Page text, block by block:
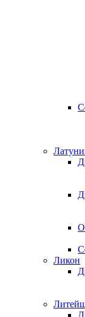
Ликон